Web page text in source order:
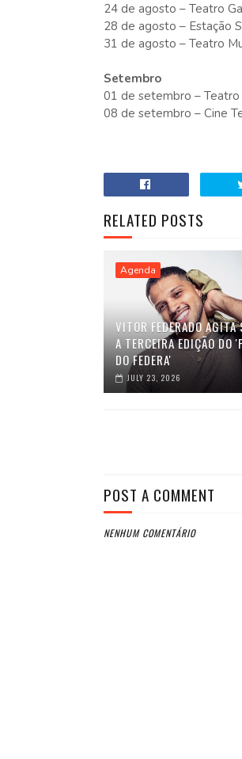
24 de agosto – Teatro
28 de agosto – Estação
31 de agosto – Teatro
Setembro
01 de setembro – Teatro
08 de setembro – Cine
RELATED POSTS
Agenda
VITOR FEDERADO AGITA
A TERCEIRA EDIÇÃO DO
DO FEDERA'
JULY 23, 2026
POST A COMMENT
NENHUM COMENTÁRIO